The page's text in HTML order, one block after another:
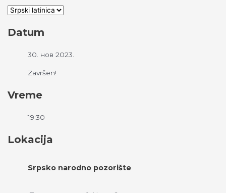
Datum
30. нов 2023.
Završen!
Vreme
19:30
Lokacija
Srpsko narodno pozorište